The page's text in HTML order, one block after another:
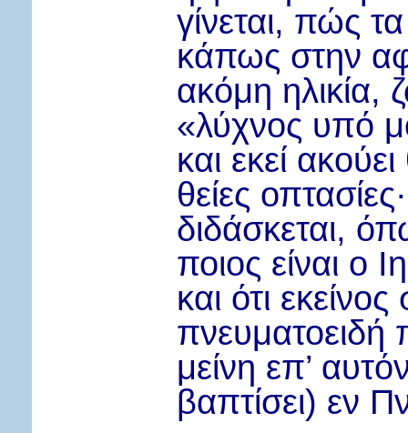
γίνεται, πώς
κάπως στην
ακόμη ηλικία,
«λύχνος υπό
και εκεί
θείες οπτασίες·
διδάσκεται,
ποιος είναι ο
και ότι
πνευματοειδή
μείνη επ’
βαπτίσει) εν